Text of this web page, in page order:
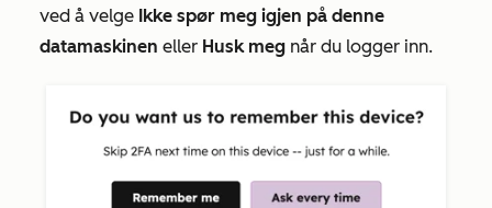
ved å velge Ikke spør meg igjen på denne
datamaskinen eller Husk meg når du logger inn.